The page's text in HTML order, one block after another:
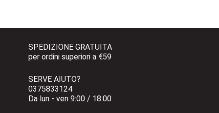
SPEDIZIONE GRATUITA
per ordini superiori a €59
SERVE AIUTO?
0375833124
Da lun - ven 9:00 / 18:00